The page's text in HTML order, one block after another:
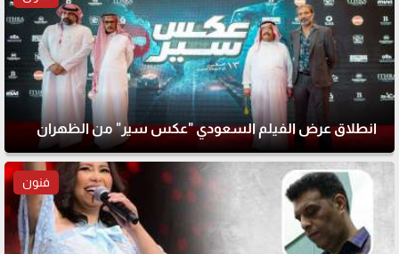
انطلاق عرض الفيلم السعودي "عكس سير" من الظهران
فنون